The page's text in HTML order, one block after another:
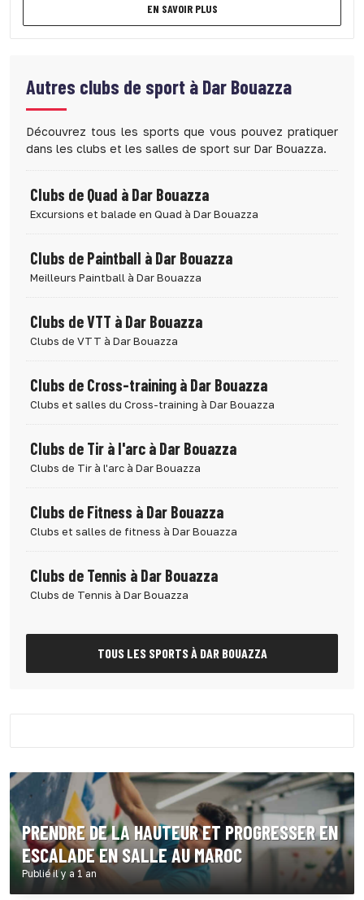
EN SAVOIR PLUS
Autres clubs de sport à Dar Bouazza
Découvrez tous les sports que vous pouvez pratiquer
dans les clubs et les salles de sport sur Dar Bouazza.
Clubs de Quad à Dar Bouazza
Excursions et balade en Quad à Dar Bouazza
Clubs de Paintball à Dar Bouazza
Meilleurs Paintball à Dar Bouazza
Clubs de VTT à Dar Bouazza
Clubs de VTT à Dar Bouazza
Clubs de Cross-training à Dar Bouazza
Clubs et salles du Cross-training à Dar Bouazza
Clubs de Tir à l'arc à Dar Bouazza
Clubs de Tir à l'arc à Dar Bouazza
Clubs de Fitness à Dar Bouazza
Clubs et salles de fitness à Dar Bouazza
Clubs de Tennis à Dar Bouazza
Clubs de Tennis à Dar Bouazza
TOUS LES SPORTS À DAR BOUAZZA
PRENDRE DE LA HAUTEUR ET PROGRESSER EN
ESCALADE EN SALLE AU MAROC
Publié il y a 1 an